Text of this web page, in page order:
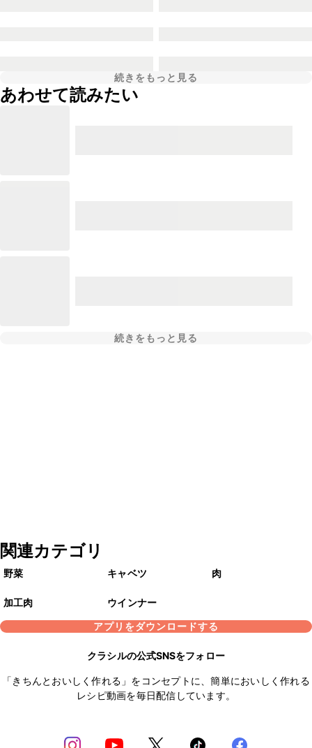
続きをもっと見る
あわせて読みたい
続きをもっと見る
関連カテゴリ
野菜 キャベツ 肉
加工肉
ウインナー
アプリをダウンロードする
クラシルの公式SNSをフォロー
「きちんとおいしく作れる」をコンセプトに、簡単においしく作れる
レシピ動画を毎日配信しています。